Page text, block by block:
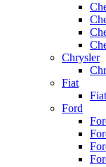
Chrysler
Fiat
Ford